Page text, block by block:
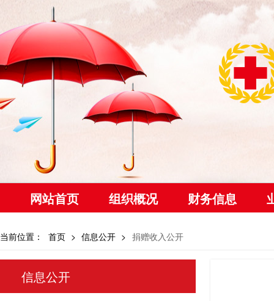
网站首页 组织概况 财务信息
当前位置： 首页 > 信息公开 > 捐赠收入公开
信息公开